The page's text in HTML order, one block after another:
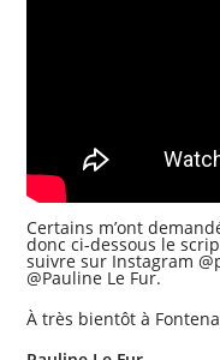
Certains m’ont
donc ci-dessous le
suivre sur Instagram
@Pauline Le Fur.
À très bientôt à